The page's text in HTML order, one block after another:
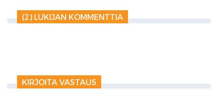
(2) LUKIJAN KOMMENTTIA
KIRJOITA VASTAUS